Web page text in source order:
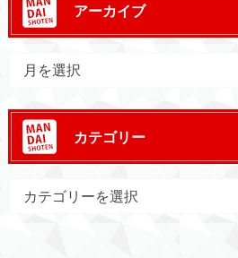
アーカイブ
カテゴリー